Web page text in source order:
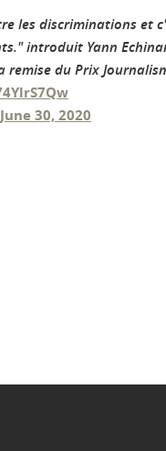
les discriminations et
introduit Yann
remise du Prix
June 30, 2020
LinkedIn